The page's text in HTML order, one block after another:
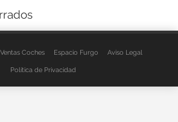
Coches Espacio Furgo Aviso Legal
Política de Privacidad